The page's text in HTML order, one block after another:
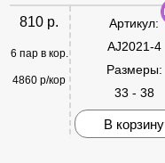
810 р.
6 пар в кор.
4860 р/кор
Артикул:
AJ2021-4
Размеры:
33 - 38
В корзину